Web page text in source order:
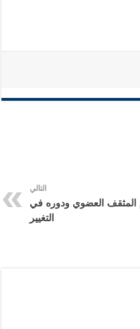
التالي
المثقف العضوي ودوره في
التغيير